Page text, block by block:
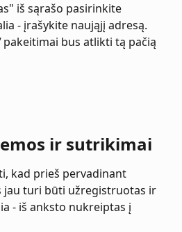
iš sąrašo pasirinkite
- įrašykite naująjį adresą.
pakeitimai bus atlikti tą pačią
ir sutrikimai
kad prieš pervadinant
jau turi būti užregistruotas ir
- iš anksto nukreiptas į